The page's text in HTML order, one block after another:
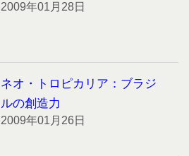
2009年01月28日
ネオ・トロピカリア：ブラジ
ルの創造力
2009年01月26日